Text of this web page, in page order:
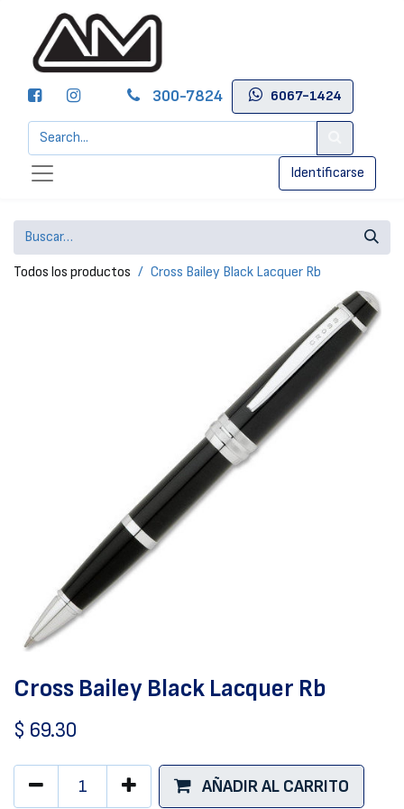
300-7824 6067-1424
Identificarse
Todos los productos Cross Bailey Black Lacquer Rb
Cross Bailey Black Lacquer Rb
$ 69.30
AÑADIR AL CARRITO